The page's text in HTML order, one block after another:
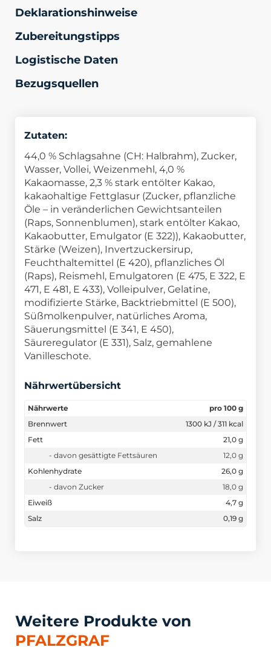
Deklarationshinweise
Zubereitungstipps
Logistische Daten
Bezugsquellen
Zutaten:
44,0 % Schlagsahne (CH: Halbrahm), Zucker,
Wasser, Vollei, Weizenmehl, 4,0 %
Kakaomasse, 2,3 % stark entölter Kakao,
kakaohaltige Fettglasur (Zucker, pflanzliche
Öle – in veränderlichen Gewichtsanteilen
(Raps, Sonnenblumen), stark entölter Kakao,
Kakaobutter, Emulgator (E 322)), Kakaobutter,
Stärke (Weizen), Invertzuckersirup,
Feuchthaltemittel (E 420), pflanzliches Öl
(Raps), Reismehl, Emulgatoren (E 475, E 322, E
471, E 481, E 433), Volleipulver, Gelatine,
modifizierte Stärke, Backtriebmittel (E 500),
Süßmolkenpulver, natürliches Aroma,
Säuerungsmittel (E 341, E 450),
Säureregulator (E 331), Salz, gemahlene
Vanilleschote.
Nährwertübersicht
Nährwerte
pro 100 g
Brennwert
1300 kJ / 311 kcal
Fett
21,0 g
- davon gesättigte Fettsäuren
12,0 g
Kohlenhydrate
26,0 g
- davon Zucker
18,0 g
Eiweiß
4,7 g
Salz
0,19 g
Weitere Produkte von
PFALZGRAF